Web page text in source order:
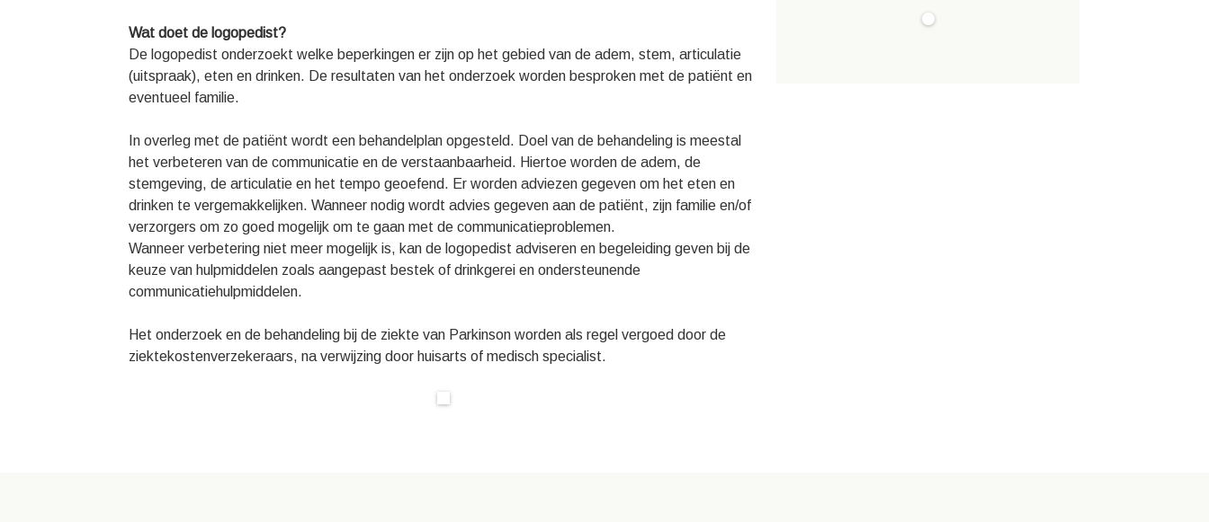
Wat doet de logopedist?
De logopedist onderzoekt welke beperkingen er zijn op het gebied van de adem, stem, articulatie
(uitspraak), eten en drinken. De resultaten van het onderzoek worden besproken met de patiënt en
eventueel familie.
In overleg met de patiënt wordt een behandelplan opgesteld. Doel van de behandeling is meestal
het verbeteren van de communicatie en de verstaanbaarheid. Hiertoe worden de adem, de
stemgeving, de articulatie en het tempo geoefend. Er worden adviezen gegeven om het eten en
drinken te vergemakkelijken. Wanneer nodig wordt advies gegeven aan de patiënt, zijn familie en/of
verzorgers om zo goed mogelijk om te gaan met de communicatieproblemen.
Wanneer verbetering niet meer mogelijk is, kan de logopedist adviseren en begeleiding geven bij de
keuze van hulpmiddelen zoals aangepast bestek of drinkgerei en ondersteunende
communicatiehulpmiddelen.
Het onderzoek en de behandeling bij de ziekte van Parkinson worden als regel vergoed door de
ziektekostenverzekeraars, na verwijzing door huisarts of medisch specialist.